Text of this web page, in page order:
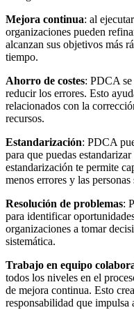
Mejora continua: al
organizaciones pueden
alcanzan sus objetivos más
tiempo.
Ahorro de costes: PDCA
reducir los errores. Esto
relacionados con la
recursos.
Estandarización: PDCA
para que puedas
estandarización te permite
menos errores y las personas
Resolución de problemas:
para identificar
organizaciones a tomar
sistemática.
Trabajo en equipo
todos los niveles en el
de mejora continua. Esto
responsabilidad que impulsa